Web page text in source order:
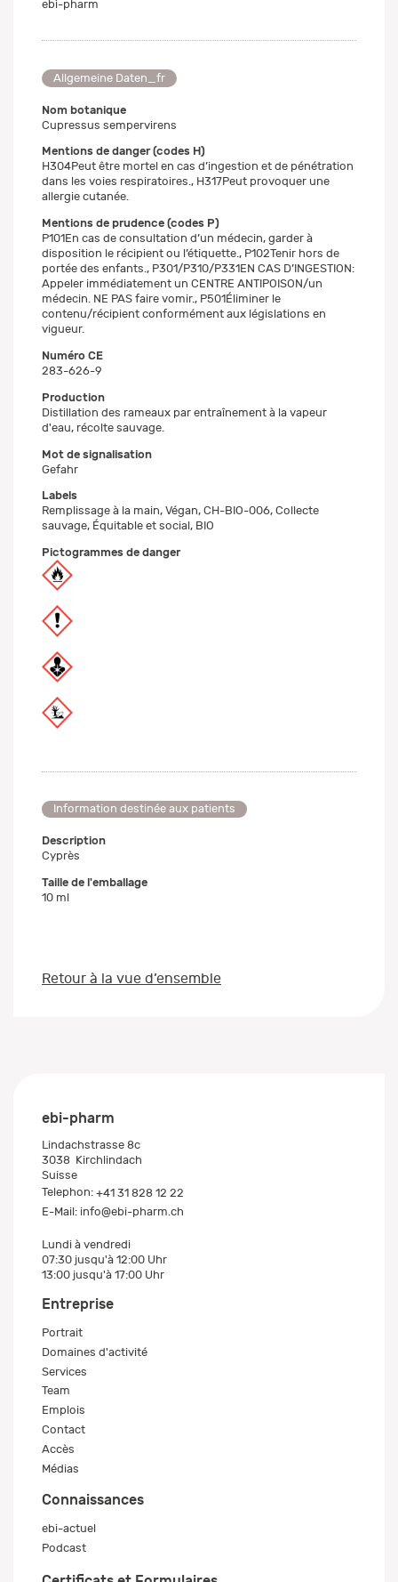
ebi-pharm
Allgemeine Daten_fr
Nom botanique
Cupressus sempervirens
Mentions de danger (codes H)
H304Peut être mortel en cas d’ingestion et de pénétration
dans les voies respiratoires., H317Peut provoquer une
allergie cutanée.
Mentions de prudence (codes P)
P101En cas de consultation d’un médecin, garder à
disposition le récipient ou l’étiquette., P102Tenir hors de
portée des enfants., P301/P310/P331EN CAS D’INGESTION:
Appeler immédiatement un CENTRE ANTIPOISON/un
médecin. NE PAS faire vomir., P501Éliminer le
contenu/récipient conformément aux législations en
vigueur.
Numéro CE
283-626-9
Production
Distillation des rameaux par entraînement à la vapeur
d'eau, récolte sauvage.
Mot de signalisation
Gefahr
Labels
Remplissage à la main, Végan, CH-BIO-006, Collecte
sauvage, Équitable et social, BIO
Pictogrammes de danger
Information destinée aux patients
Description
Cyprès
Taille de l'emballage
10 ml
Retour à la vue d’ensemble
ebi-pharm
Lindachstrasse 8c
3038 Kirchlindach
Suisse
Telephon: +41 31 828 12 22
E-Mail: info@ebi-pharm.ch
Lundi à vendredi
07:30 jusqu'à 12:00 Uhr
13:00 jusqu'à 17:00 Uhr
Entreprise
Portrait
Domaines d'activité
Services
Team
Emplois
Contact
Accès
Médias
Connaissances
ebi-actuel
Podcast